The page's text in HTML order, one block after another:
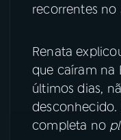
YouTube
Instagram
TikTok
recorrentes no
Renata
que caíram na
últimos dias,
desconhecido.
completa no